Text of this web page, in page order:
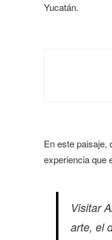
Yucatán.
En este paisaje,
experiencia que
Visitar
arte, el